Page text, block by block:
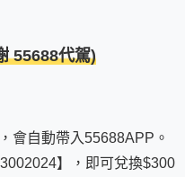
55688代駕)
會自動帶入55688APP。
】，即可兌換$300